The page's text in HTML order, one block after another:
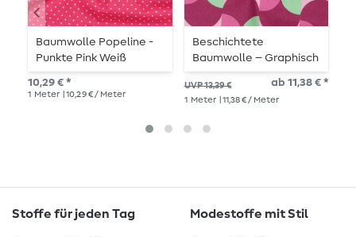
Baumwolle Popeline -
Punkte Pink Weiß
10,29 € *
1 Meter | 10,29 € / Meter
Beschichtete
Baumwolle – Graphisch
Bordeaux
UVP 13,39 € ab 11,38 € *
1 Meter | 11,38 € / Meter
Stoffe für jeden Tag Modestoffe mit Stil